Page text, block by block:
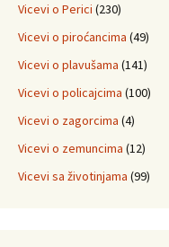
Vicevi o Perici (230)
Vicevi o piroćancima (49)
Vicevi o plavušama (141)
Vicevi o policajcima (100)
Vicevi o zagorcima (4)
Vicevi o zemuncima (12)
Vicevi sa životinjama (99)